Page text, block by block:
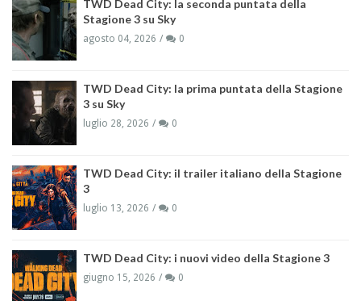
TWD Dead City: la seconda puntata della
Stagione 3 su Sky
agosto 04, 2026 0
TWD Dead City: la prima puntata della Stagione
3 su Sky
luglio 28, 2026 0
TWD Dead City: il trailer italiano della Stagione
3
luglio 13, 2026 0
TWD Dead City: i nuovi video della Stagione 3
giugno 15, 2026 0